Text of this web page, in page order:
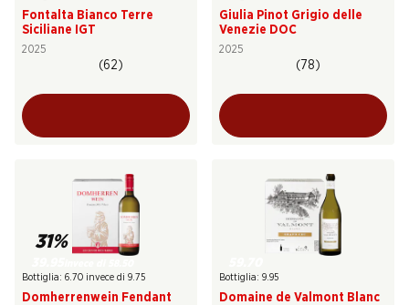
Fontalta Bianco Terre
Siciliane IGT
2025
(62)
Giulia Pinot Grigio delle
Venezie DOC
2025
(78)
31%
Bottiglia: 6.70 invece di 9.75
Domherrenwein Fendant
Bottiglia: 9.95
Domaine de Valmont Blanc